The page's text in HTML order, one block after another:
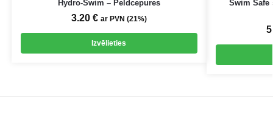
Hydro-Swim – Peldcepures
3.20 € ar PVN (21%)
Izvēlieties
Swim Safe